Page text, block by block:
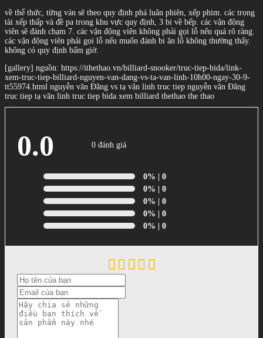
về thể thức, từng ván sẽ theo quy định phá luân phiên, xếp phim. các trọng
tài xếp thấp và đề pa trong khu vực quy định, 3 bi về bếp. các vận động
viên sẽ đánh chạm 7. các vận động viên không phải gọi lỗ nếu quá rõ ràng.
các vận động viên phải gọi lỗ nếu muốn đánh bi ăn lỗ không thường thấy.
không có quy định bấm giờ.
[gallery] nguồn: https://ithethao.vn/billiard-snooker/truc-tiep-bida/link-
xem-truc-tiep-billiard-nguyen-van-dang-vs-ta-van-linh-10h00-ngay-30-9-
tt55974.html nguyễn văn Đãng vs tạ văn linh truc tiep nguyễn văn Đãng
truc tiep tạ văn linh truc tiep bida xem billiard thethao the thao
0.0 0 đánh giá
0% | 0
0% | 0
0% | 0
0% | 0
0% | 0